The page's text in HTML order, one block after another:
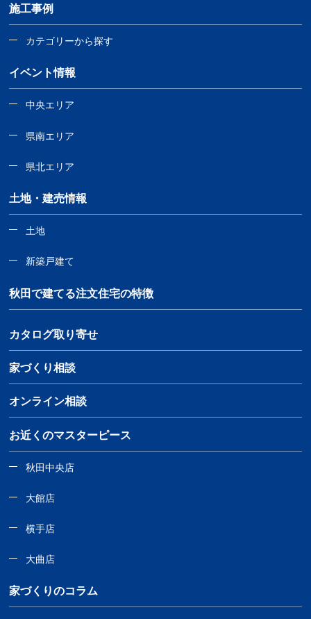
施工事例
カテゴリーから探す
イベント情報
中央エリア
県南エリア
県北エリア
土地・建売情報
土地
新築戸建て
秋田で建てる注文住宅の特徴
カタログ取り寄せ
家づくり相談
オンライン相談
お近くのマスターピース
秋田中央店
大館店
横手店
大曲店
家づくりのコラム